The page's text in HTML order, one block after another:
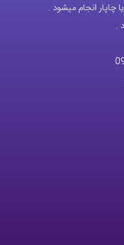
چاپار انجام میشود .
.